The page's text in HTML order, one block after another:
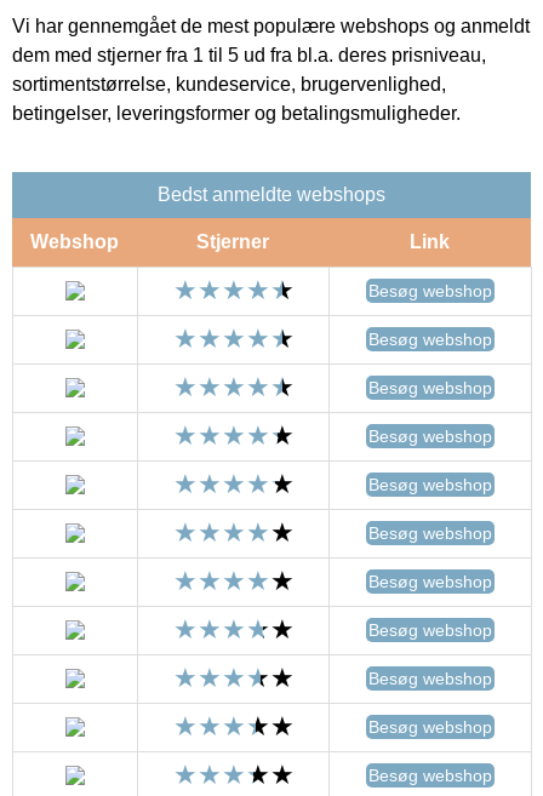
Vi har gennemgået de mest populære webshops og anmeldt
dem med stjerner fra 1 til 5 ud fra bl.a. deres prisniveau,
sortimentstørrelse, kundeservice, brugervenlighed,
betingelser, leveringsformer og betalingsmuligheder.
Bedst anmeldte webshops
Webshop Stjerner Link
Besøg webshop
Besøg webshop
Besøg webshop
Besøg webshop
Besøg webshop
Besøg webshop
Besøg webshop
Besøg webshop
Besøg webshop
Besøg webshop
Besøg webshop